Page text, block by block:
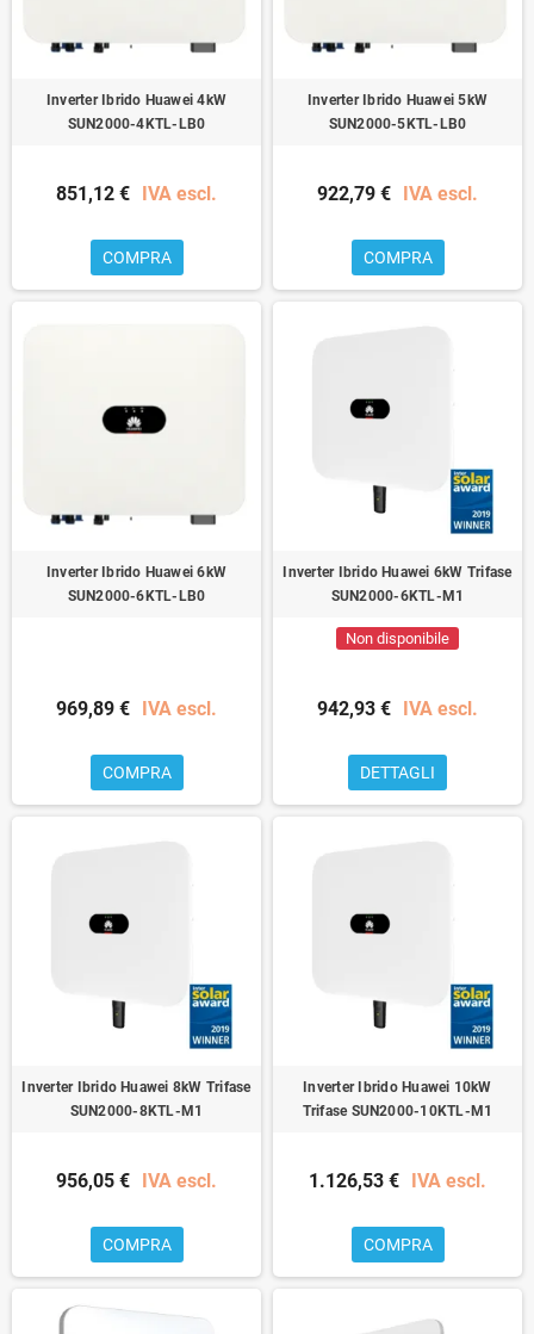
Inverter Ibrido Huawei 4kW
SUN2000-4KTL-LB0
851,12 € IVA escl.
COMPRA
Inverter Ibrido Huawei 5kW
SUN2000-5KTL-LB0
922,79 € IVA escl.
COMPRA
Inverter Ibrido Huawei 6kW
SUN2000-6KTL-LB0
969,89 € IVA escl.
COMPRA
Inverter Ibrido Huawei 6kW Trifase
SUN2000-6KTL-M1
Non disponibile
942,93 € IVA escl.
DETTAGLI
Inverter Ibrido Huawei 8kW Trifase
SUN2000-8KTL-M1
956,05 € IVA escl.
COMPRA
Inverter Ibrido Huawei 10kW
Trifase SUN2000-10KTL-M1
1.126,53 € IVA escl.
COMPRA